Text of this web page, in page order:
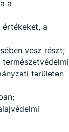
a
a
vesz részt;
területen